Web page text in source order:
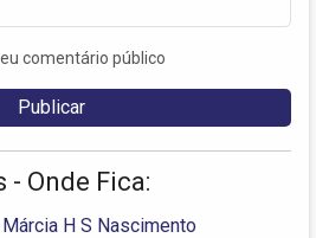
comentário público
Onde Fica:
Márcia H S Nascimento